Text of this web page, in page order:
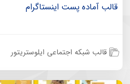
قالب آماده پست اینستاگرام
قالب شبکه اجتماعی ایلوستریتور